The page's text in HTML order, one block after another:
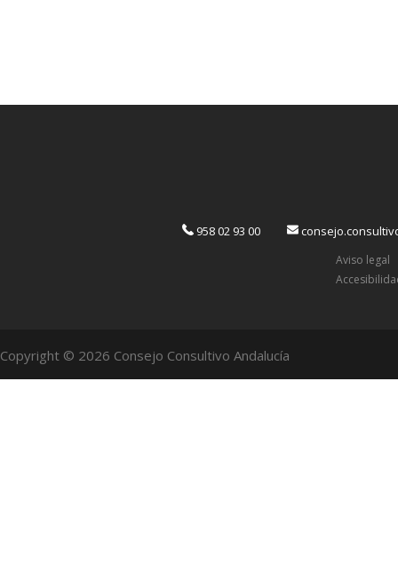
958 02 93 00
Aviso legal
Copyright © 2026 Consejo Consultivo Andalucía